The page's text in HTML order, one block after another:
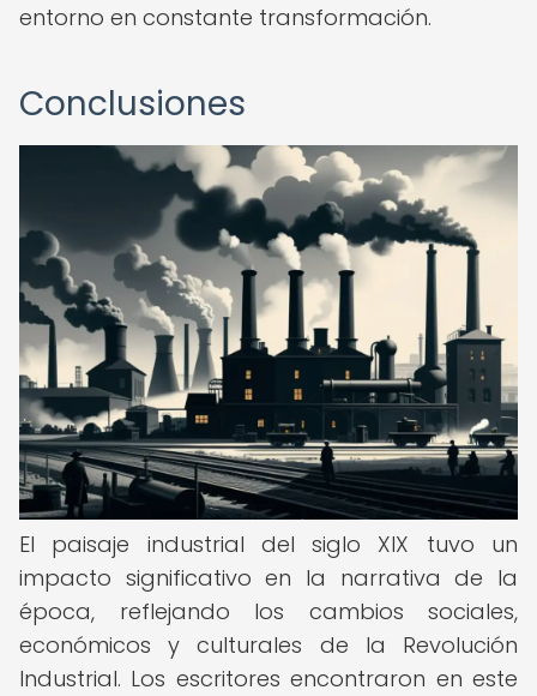
entorno en constante transformación.
Conclusiones
El paisaje industrial del siglo XIX tuvo un
impacto significativo en la narrativa de la
época, reflejando los cambios sociales,
económicos y culturales de la Revolución
Industrial. Los escritores encontraron en este